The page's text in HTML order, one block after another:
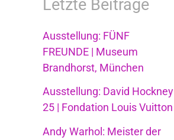
Letzte Beiträge
Ausstellung: FÜNF
FREUNDE | Museum
Brandhorst⁩, ⁨München
Ausstellung: David Hockney
25 | Fondation Louis Vuitton
Andy Warhol: Meister der